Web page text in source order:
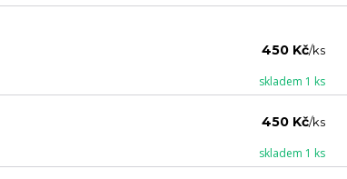
450 Kč/ks
skladem 1 ks
450 Kč/ks
skladem 1 ks